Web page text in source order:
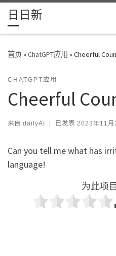
Skip to content
日日新
首页»ChatGPT应用 »Cheerful
CHATGPT应用
Cheerful
来自 dailyAI | 已发表 2023年11月
Can you tell me what has
language!
为此项